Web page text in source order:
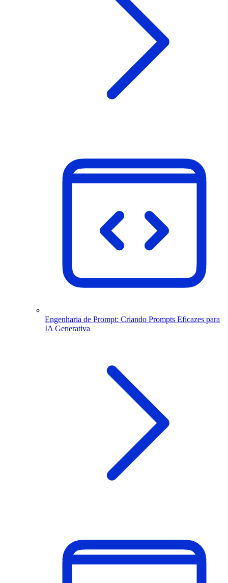
Engenharia de Prompt: Criando Prompts Eficazes para
IA Generativa